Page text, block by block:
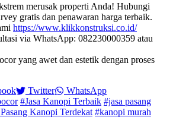
merusak properti Anda! Hubungi
gratis dan penawaran harga terbaik.
https://www.klikkonstruksi.co.id/
via WhatsApp: 082230000359 atau
yang awet dan estetik dengan proses
Twitter
WhatsApp
#Jasa Kanopi Terbaik #jasa pasang
Pasang Kanopi Terdekat #kanopi murah